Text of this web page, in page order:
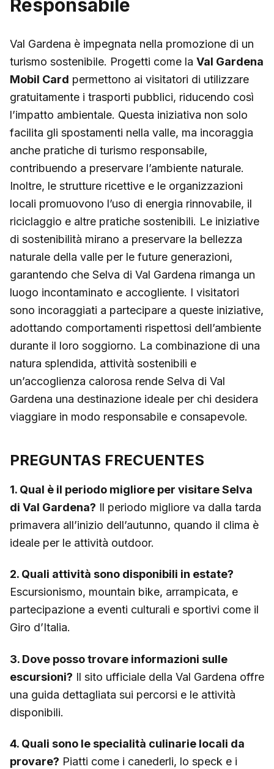
Responsabile
Val Gardena è impegnata nella promozione di un
turismo sostenibile. Progetti come la Val Gardena
Mobil Card permettono ai visitatori di utilizzare
gratuitamente i trasporti pubblici, riducendo così
l’impatto ambientale. Questa iniziativa non solo
facilita gli spostamenti nella valle, ma incoraggia
anche pratiche di turismo responsabile,
contribuendo a preservare l’ambiente naturale.
Inoltre, le strutture ricettive e le organizzazioni
locali promuovono l’uso di energia rinnovabile, il
riciclaggio e altre pratiche sostenibili. Le iniziative
di sostenibilità mirano a preservare la bellezza
naturale della valle per le future generazioni,
garantendo che Selva di Val Gardena rimanga un
luogo incontaminato e accogliente. I visitatori
sono incoraggiati a partecipare a queste iniziative,
adottando comportamenti rispettosi dell’ambiente
durante il loro soggiorno. La combinazione di una
natura splendida, attività sostenibili e
un’accoglienza calorosa rende Selva di Val
Gardena una destinazione ideale per chi desidera
viaggiare in modo responsabile e consapevole.
PREGUNTAS FRECUENTES
1. Qual è il periodo migliore per visitare Selva
di Val Gardena? Il periodo migliore va dalla tarda
primavera all’inizio dell’autunno, quando il clima è
ideale per le attività outdoor.
2. Quali attività sono disponibili in estate?
Escursionismo, mountain bike, arrampicata, e
partecipazione a eventi culturali e sportivi come il
Giro d’Italia.
3. Dove posso trovare informazioni sulle
escursioni? Il sito ufficiale della Val Gardena offre
una guida dettagliata sui percorsi e le attività
disponibili.
4. Quali sono le specialità culinarie locali da
provare? Piatti come i canederli, lo speck e i